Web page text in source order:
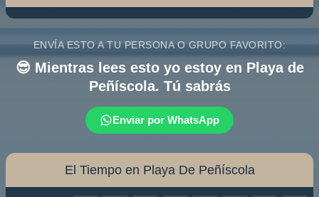
ENVÍA ESTO A TU PERSONA O GRUPO FAVORITO:
😎 Mientras lees esto yo estoy en Playa de
Peñíscola. Tú sabrás
Enviar por WhatsApp
El Tiempo en Playa De Peñíscola